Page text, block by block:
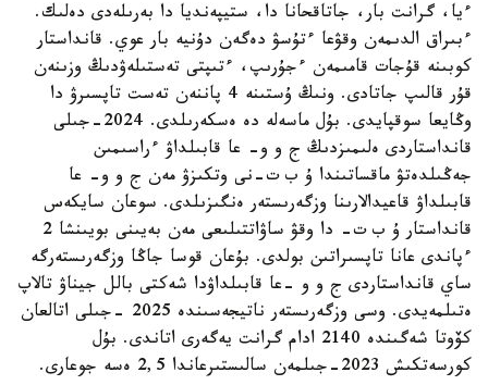
ءيا، گرانت بار، جاتاقحانا دا، ستيپەنديا دا بەرىلەدى دەلىك.
ءبىراق الدىمەن وقۋعا ءتۇسۋ دەگەن دۇنيە بار عوي. قانداستار
كوبىنە قۇجات قامىمەن ءجۇرىپ، ءتىپتى تەستىلەۋدىڭ وزىنەن
قۇر قالىپ جاتادى. ونىڭ ۇستىنە 4 پاننەن تەست تاپسىرۋ دا
وڭايعا سوقپايدى. بۇل ماسەلە دە ەسكەرىلدى. 2024-جىلى
قانداستاردى ەلىمىزدىڭ ج و و- عا قابىلداۋ ءراسىمىن
جەڭىلدەتۋ ماقساتىندا ۇ ب ت-نى وتكىزۋ مەن ج و و- عا
قابىلداۋ قاعيدالارىنا وزگەرىستەر ەنگىزىلدى. سوعان سايكەس
قانداستار ۇ ب ت- دا وقۋ ساۋاتتىلىعى مەن بەيىنى بويىنشا 2
ءپاندى عانا تاپسىراتىن بولدى. بۇعان قوسا جاڭا وزگەرىستەرگە
ساي قانداستاردى ج و و -عا قابىلداۋدا شەكتى بالل جيناۋ تالاپ
ەتىلمەيدى. وسى وزگەرىستەر ناتيجەسىندە 2025 -جىلى اتالعان
كۆوتا شەگىندە 2140 ادام گرانت يەگەرى اتاندى. بۇل
كورسەتكىش 2023-جىلمەن سالىستىرعاندا 2,5 ەسە جوعارى.